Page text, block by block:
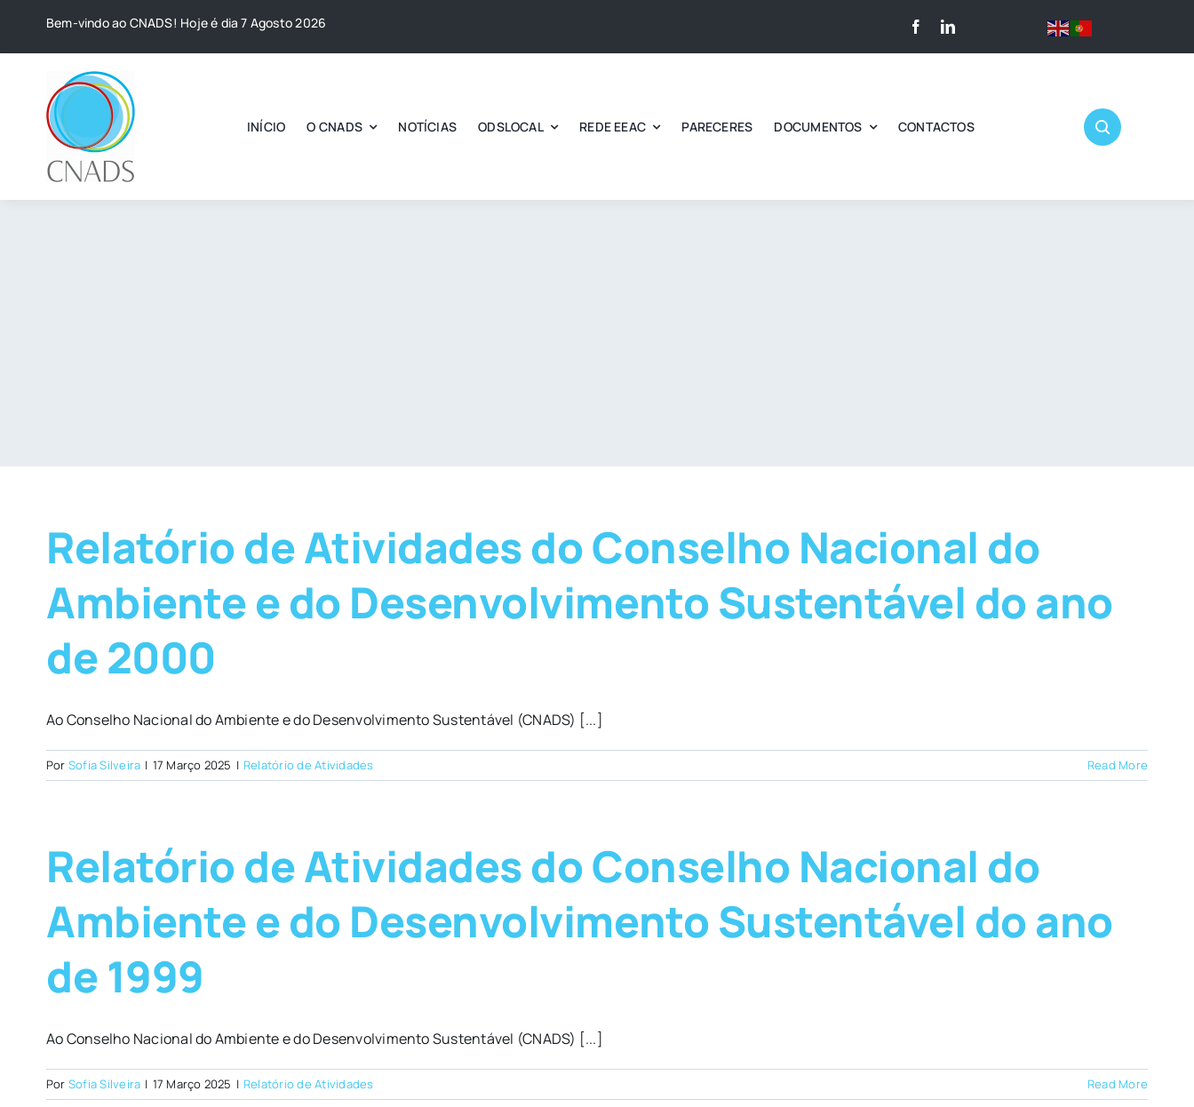
Bem-vindo ao CNADS! Hoje é dia 7 Agosto 2026
INÍCIO O CNADS NOTÍCIAS ODSLOCAL REDE EEAC PARECERES DOCUMENTOS CONTACTOS
Relatório de Atividades do Conselho Nacional do
Ambiente e do Desenvolvimento Sustentável do ano
de 2000
Ao Conselho Nacional do Ambiente e do Desenvolvimento Sustentável (CNADS) [...]
Por Sofia Silveira | 17 Março 2025 | Relatório de Atividades Read More
Relatório de Atividades do Conselho Nacional do
Ambiente e do Desenvolvimento Sustentável do ano
de 1999
Ao Conselho Nacional do Ambiente e do Desenvolvimento Sustentável (CNADS) [...]
Por Sofia Silveira | 17 Março 2025 | Relatório de Atividades Read More